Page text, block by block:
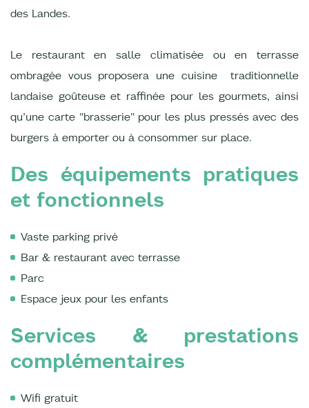
des Landes.
Le restaurant en salle climatisée ou en terrasse
ombragée vous proposera une cuisine traditionnelle
landaise goûteuse et raffinée pour les gourmets, ainsi
qu’une carte "brasserie" pour les plus pressés avec des
burgers à emporter ou à consommer sur place.
Des équipements pratiques
et fonctionnels
Vaste parking privé
Bar & restaurant avec terrasse
Parc
Espace jeux pour les enfants
Services & prestations
complémentaires
Wifi gratuit